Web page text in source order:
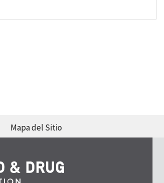
Mapa del Sitio